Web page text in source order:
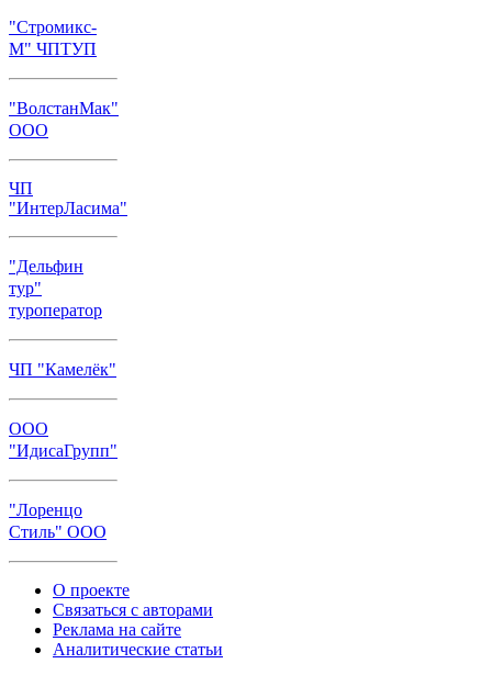
"Стромикс-
М" ЧПТУП
"ВолстанМак"
ООО
ЧП
"ИнтерЛасима"
"Дельфин
тур"
туроператор
ЧП "Камелёк"
ООО
"ИдисаГрупп"
"Лоренцо
Стиль" ООО
О проекте
Связаться с авторами
Реклама на сайте
Аналитические статьи